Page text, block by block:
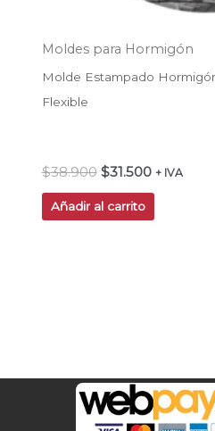
Moldes para Hormigón
Molde Estampado
Flexible
$38.900 $31.500 + IVA
Añadir al carrito